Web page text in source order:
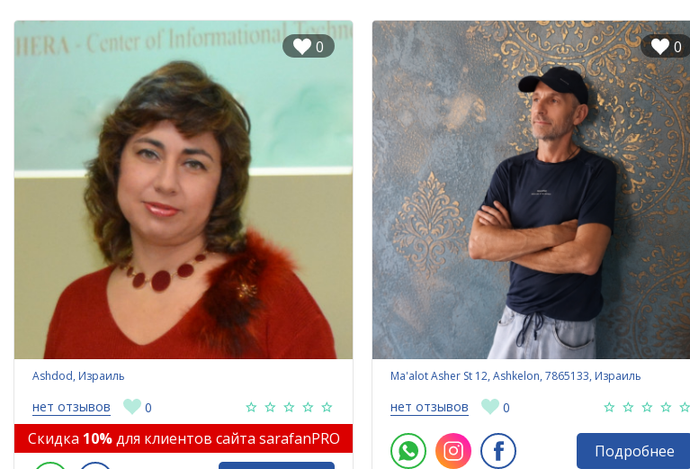
0
Ashdod, Израиль
нет отзывов 0
Скидка 10%для клиентов сайта sarafanPRO
0
Ma'alot Asher St 12, Ashkelon, 7865133, Израиль
нет отзывов 0
Подробнее